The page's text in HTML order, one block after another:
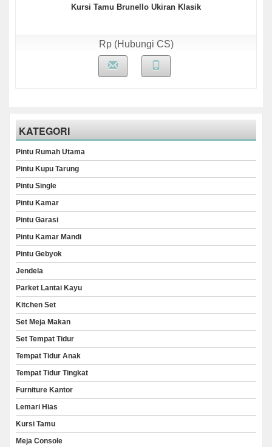
Kursi Tamu Brunello Ukiran Klasik
Rp (Hubungi CS)
KATEGORI
Pintu Rumah Utama
Pintu Kupu Tarung
Pintu Single
Pintu Kamar
Pintu Garasi
Pintu Kamar Mandi
Pintu Gebyok
Jendela
Parket Lantai Kayu
Kitchen Set
Set Meja Makan
Set Tempat Tidur
Tempat Tidur Anak
Tempat Tidur Tingkat
Furniture Kantor
Lemari Hias
Kursi Tamu
Meja Console